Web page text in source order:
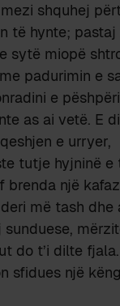
shquhej
të hynte; pastaj
sytë miopë
padurimin e
e
as ai vetë. E
e urryer,
tutje hyjninë e
një
më tash dhe
do t’i dilte
sfidues një